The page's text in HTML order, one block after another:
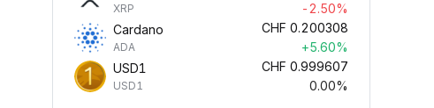
XRP
-2.50%
Cardano
ADA
CHF 0.200308
+5.60%
USD1
USD1
CHF 0.999607
0.00%